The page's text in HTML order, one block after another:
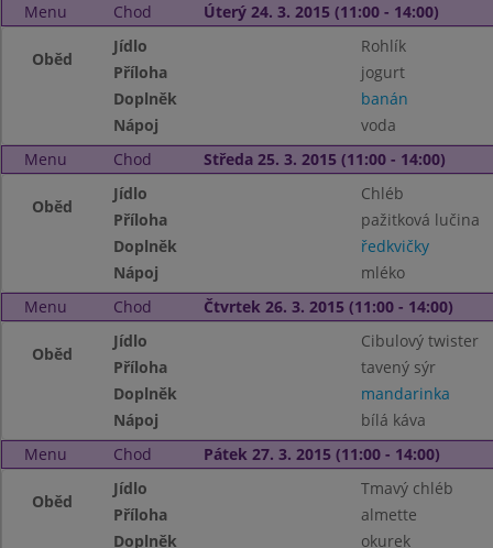
Menu
Chod Úterý 24. 3. 2015 (11:00 - 14:00)
Oběd
Jídlo
Rohlík
Příloha
jogurt
Doplněk
banán
Nápoj
voda
Menu
Chod Středa 25. 3. 2015 (11:00 - 14:00)
Oběd
Jídlo
Chléb
Příloha
pažitková lučina
Doplněk
ředkvičky
Nápoj
mléko
Menu
Chod Čtvrtek 26. 3. 2015 (11:00 - 14:00)
Oběd
Jídlo
Cibulový twister
Příloha
tavený sýr
Doplněk
mandarinka
Nápoj
bílá káva
Menu
Chod Pátek 27. 3. 2015 (11:00 - 14:00)
Oběd
Jídlo
Tmavý chléb
Příloha
almette
Doplněk
okurek